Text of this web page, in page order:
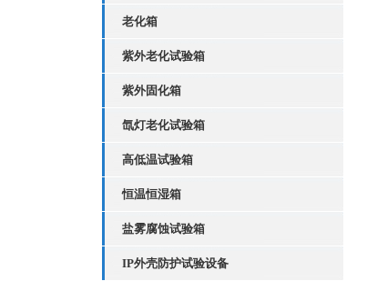
老化箱
紫外老化试验箱
紫外固化箱
氙灯老化试验箱
高低温试验箱
恒温恒湿箱
盐雾腐蚀试验箱
IP外壳防护试验设备